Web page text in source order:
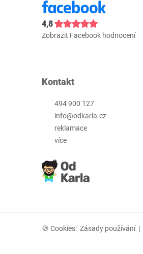
4,8
Zobrazit Facebook hodnocení
Kontakt
494 900 127
info@odkarla.cz
reklamace
více
🍪 Cookies: Zásady používání |